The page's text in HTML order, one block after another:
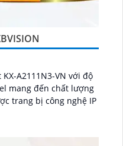
A2111N3-VN với độ
mang đến chất lượng